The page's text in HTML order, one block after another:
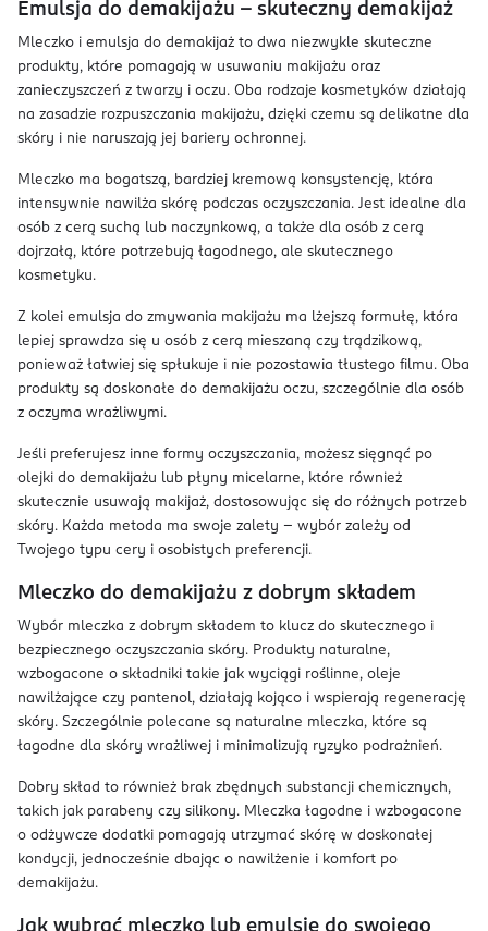
Emulsja do demakijażu – skuteczny demakijaż
Mleczko i emulsja do demakijaż to dwa niezwykle skuteczne
produkty, które pomagają w usuwaniu makijażu oraz
zanieczyszczeń z twarzy i oczu. Oba rodzaje kosmetyków działają
na zasadzie rozpuszczania makijażu, dzięki czemu są delikatne dla
skóry i nie naruszają jej bariery ochronnej.
Mleczko ma bogatszą, bardziej kremową konsystencję, która
intensywnie nawilża skórę podczas oczyszczania. Jest idealne dla
osób z cerą suchą lub naczynkową, a także dla osób z cerą
dojrzałą, które potrzebują łagodnego, ale skutecznego
kosmetyku.
Z kolei emulsja do zmywania makijażu ma lżejszą formułę, która
lepiej sprawdza się u osób z cerą mieszaną czy trądzikową,
ponieważ łatwiej się spłukuje i nie pozostawia tłustego filmu. Oba
produkty są doskonałe do demakijażu oczu, szczególnie dla osób
z oczyma wrażliwymi.
Jeśli preferujesz inne formy oczyszczania, możesz sięgnąć po
olejki do demakijażu lub płyny micelarne, które również
skutecznie usuwają makijaż, dostosowując się do różnych potrzeb
skóry. Każda metoda ma swoje zalety – wybór zależy od
Twojego typu cery i osobistych preferencji.
Mleczko do demakijażu z dobrym składem
Wybór mleczka z dobrym składem to klucz do skutecznego i
bezpiecznego oczyszczania skóry. Produkty naturalne,
wzbogacone o składniki takie jak wyciągi roślinne, oleje
nawilżające czy pantenol, działają kojąco i wspierają regenerację
skóry. Szczególnie polecane są naturalne mleczka, które są
łagodne dla skóry wrażliwej i minimalizują ryzyko podrażnień.
Dobry skład to również brak zbędnych substancji chemicznych,
takich jak parabeny czy silikony. Mleczka łagodne i wzbogacone
o odżywcze dodatki pomagają utrzymać skórę w doskonałej
kondycji, jednocześnie dbając o nawilżenie i komfort po
demakijażu.
Jak wybrać mleczko lub emulsję do swojego